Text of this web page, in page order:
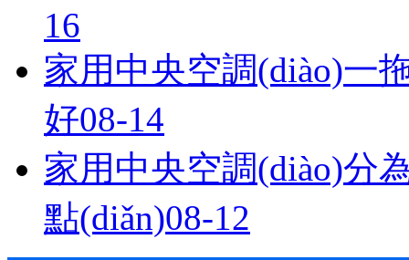
16
家用中央空調(diào)一
好08-14
家用中央空調(diào)分
點(diǎn)08-12